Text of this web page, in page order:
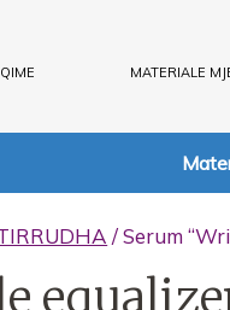
MATERIALE
/ Serum